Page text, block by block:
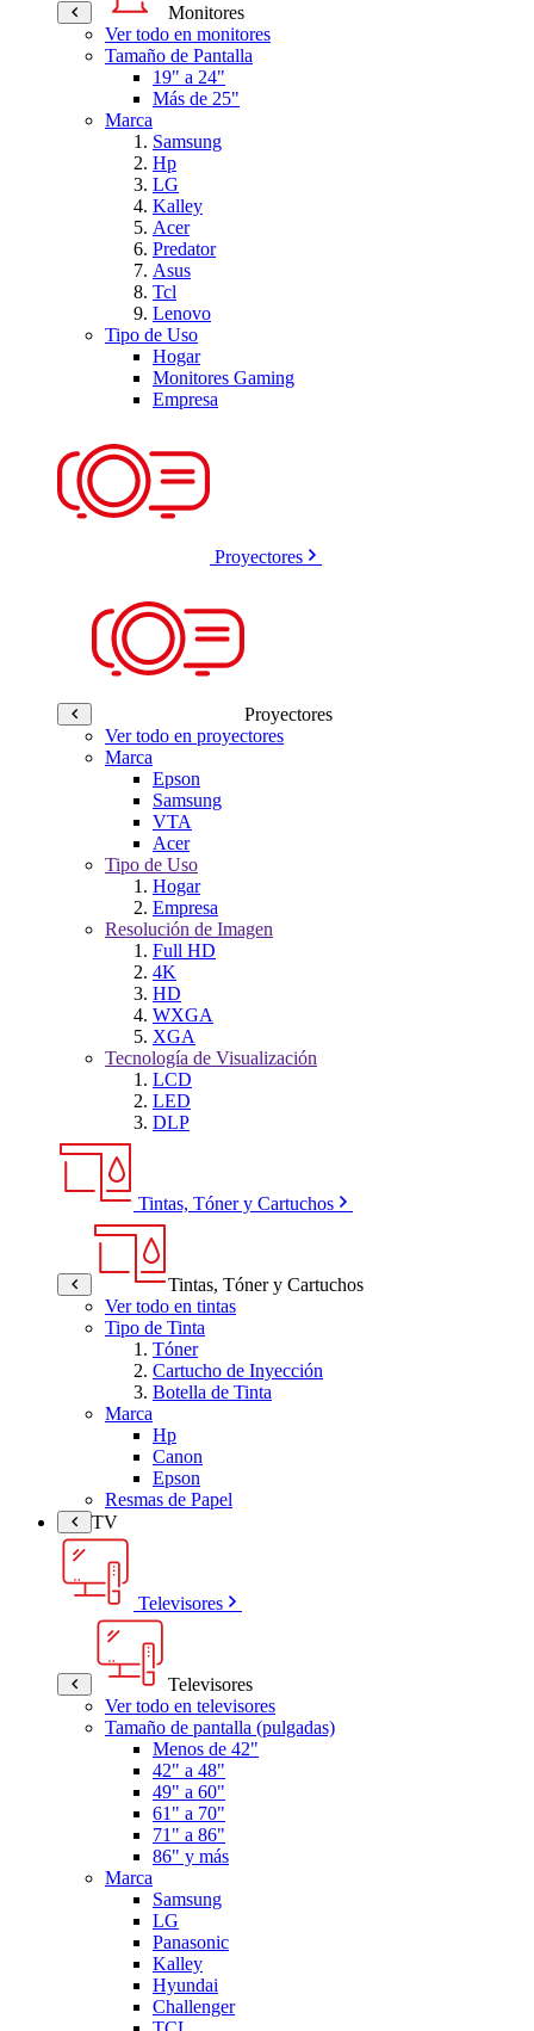
Monitores
Ver todo en monitores
Tamaño de Pantalla
19" a 24"
Más de 25"
Marca
Samsung
Hp
LG
Kalley
Acer
Predator
Asus
Tcl
Lenovo
Tipo de Uso
Hogar
Monitores Gaming
Empresa
Proyectores
Proyectores
Ver todo en proyectores
Marca
Epson
Samsung
VTA
Acer
Tipo de Uso
Hogar
Empresa
Resolución de Imagen
Full HD
4K
HD
WXGA
XGA
Tecnología de Visualización
LCD
LED
DLP
Tintas, Tóner y Cartuchos
Tintas, Tóner y Cartuchos
Ver todo en tintas
Tipo de Tinta
Tóner
Cartucho de Inyección
Botella de Tinta
Marca
Hp
Canon
Epson
Resmas de Papel
TV
Televisores
Televisores
Ver todo en televisores
Tamaño de pantalla (pulgadas)
Menos de 42"
42" a 48"
49" a 60"
61" a 70"
71" a 86"
86" y más
Marca
Samsung
LG
Panasonic
Kalley
Hyundai
Challenger